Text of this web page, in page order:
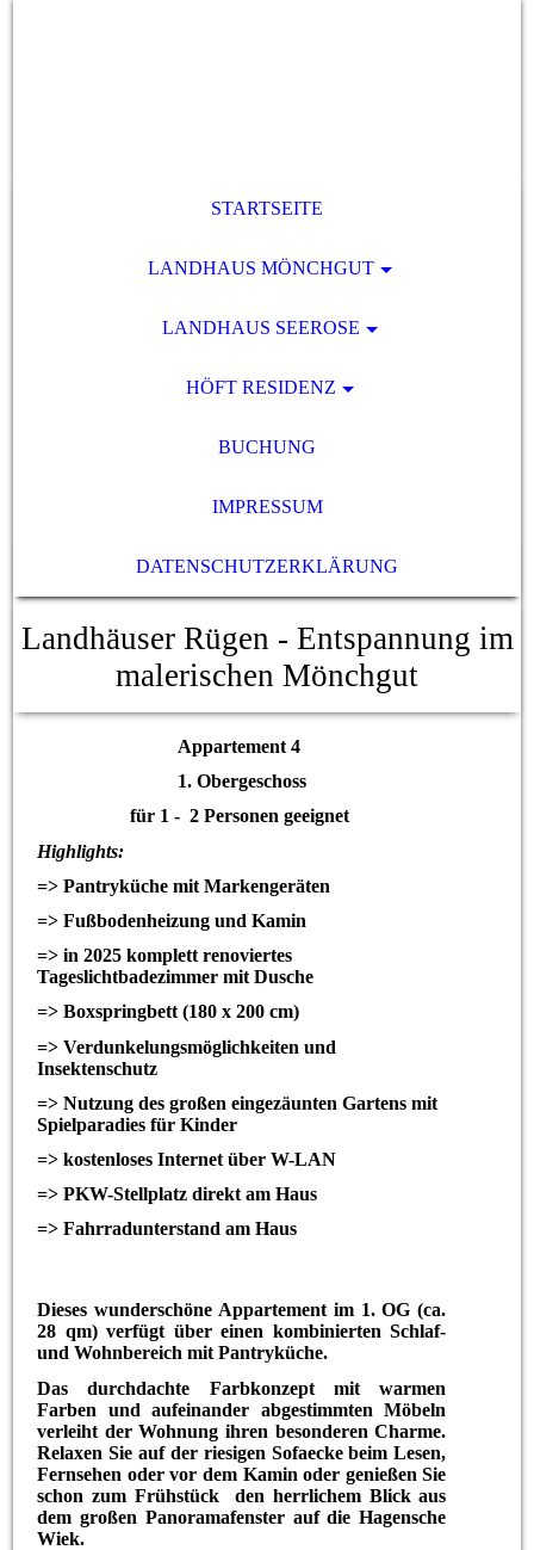
STARTSEITE
LANDHAUS MÖNCHGUT
LANDHAUS SEEROSE
HÖFT RESIDENZ
BUCHUNG
IMPRESSUM
DATENSCHUTZERKLÄRUNG
Landhäuser Rügen - Entspannung im
malerischen Mönchgut
Appartement 4
1. Obergeschoss
für 1 - 2 Personen geeignet
Highlights:
=> Pantryküche mit Markengeräten
=> Fußbodenheizung und Kamin
=> in 2025 komplett renoviertes
Tageslichtbadezimmer mit Dusche
=> Boxspringbett (180 x 200 cm)
=> Verdunkelungsmöglichkeiten und
Insektenschutz
=> Nutzung des großen eingezäunten Gartens mit
Spielparadies für Kinder
=> kostenloses Internet über W-LAN
=> PKW-Stellplatz direkt am Haus
=> Fahrradunterstand am Haus
Dieses wunderschöne Appartement im 1. OG (ca.
28 qm) verfügt über einen kombinierten Schlaf-
und Wohnbereich mit Pantryküche.
Das durchdachte Farbkonzept mit warmen
Farben und aufeinander abgestimmten Möbeln
verleiht der Wohnung ihren besonderen Charme.
Relaxen Sie auf der riesigen Sofaecke beim Lesen,
Fernsehen oder vor dem Kamin oder genießen Sie
schon zum Frühstück den herrlichem Blick aus
dem großen Panoramafenster auf die Hagensche
Wiek.